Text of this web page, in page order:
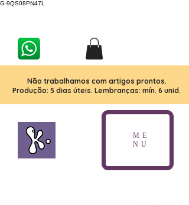
G-9QS08PN47L
Não trabalhamos com artigos prontos.
Produção: 5 dias úteis. Lembranças: mín. 6 unid.
ME
NU